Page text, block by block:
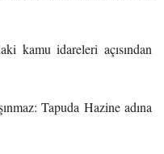
kamu idareleri açısından
Tapuda Hazine adına